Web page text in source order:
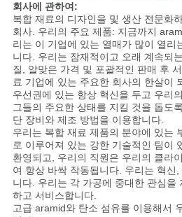
회사에 관하여:
복합 재료의 디자인을 및 생산 전문화
회사. 우리의 주요 제품: 지금까지
리는 이 기업에 있는 열매가 많이 열리
니다. 우리는 잠재적이고 오래 계속되
질, 알맞은 가격 및 포괄적인 판매 후
료 기업에 있는 주요한 회사의 한살이
우선권에 있는 항상 혁신을 두고 우리
그들의 주요한 상태를 지킬 것을 돕도
단 장비와 제조 방법을 이용합니다.
우리는 복합 재료 제품의 분야에 있는
로 이루어져 있는 강한 기술적인 팀이
환영되고, 우리의 직원은 우리의 클라
여 항상 바싹 작동됩니다. 우리는 혁신
니다. 우리는 각 가공에 중대한 관심을
하고 서비스합니다.
고급 aramid와 탄소 섬유를 이용해서